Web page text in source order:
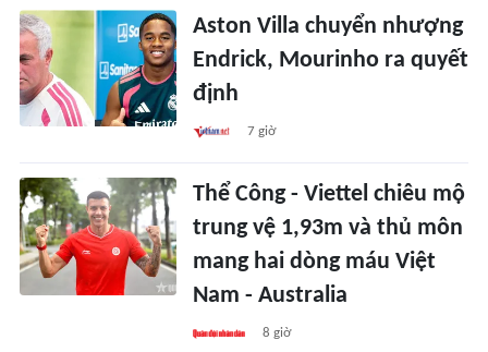
Aston Villa chuyển nhượng
Endrick, Mourinho ra quyết
định
7 giờ
Thể Công - Viettel chiêu mộ
trung vệ 1,93m và thủ môn
mang hai dòng máu Việt
Nam - Australia
8 giờ